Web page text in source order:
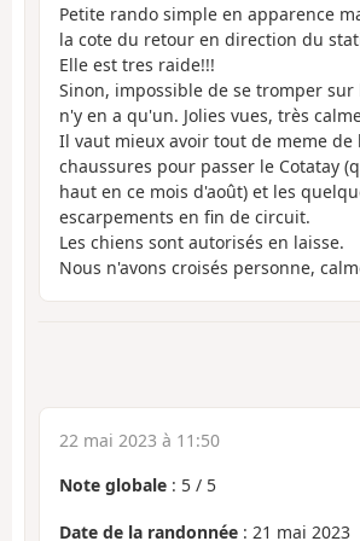
Petite rando simple en apparence
la cote du retour en direction du
Elle est tres raide!!!
Sinon, impossible de se tromper sur
n'y en a qu'un. Jolies vues, très
Il vaut mieux avoir tout de meme de
chaussures pour passer le Cotatay
haut en ce mois d'août) et les
escarpements en fin de circuit.
Les chiens sont autorisés en laisse.
Nous n'avons croisés personne,
22 mai 2023 à 11:50
Note globale : 5 / 5
Date de la randonnée : 21 mai 2023